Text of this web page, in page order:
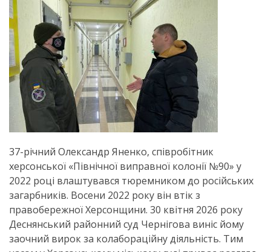
37-річний Олександр Яненко, співробітник
херсонської «Північної виправної колонії №90» у
2022 році влаштувався тюремником до російських
загарбників. Восени 2022 року він втік з
правобережної Херсонщини. 30 квітня 2026 року
Деснянський районний суд Чернігова виніс йому
заочний вирок за колабораційну діяльність. Тим